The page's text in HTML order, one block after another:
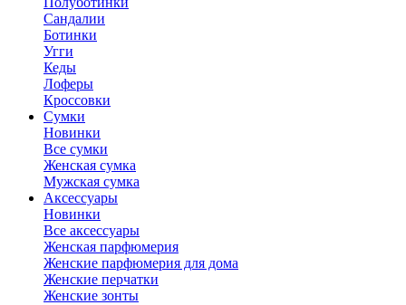
Сандалии
Ботинки
Угги
Кеды
Лоферы
Кроссовки
Сумки
Новинки
Все сумки
Женская сумка
Мужская сумка
Аксессуары
Новинки
Все аксессуары
Женская парфюмерия
Женские парфюмерия для дома
Женские перчатки
Женские зонты